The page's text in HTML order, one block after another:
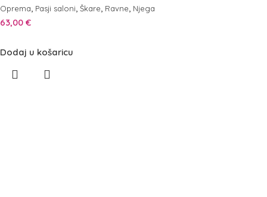
Oprema, Pasji saloni, Škare, Ravne, Njega
63,00 €
Dodaj u košaricu